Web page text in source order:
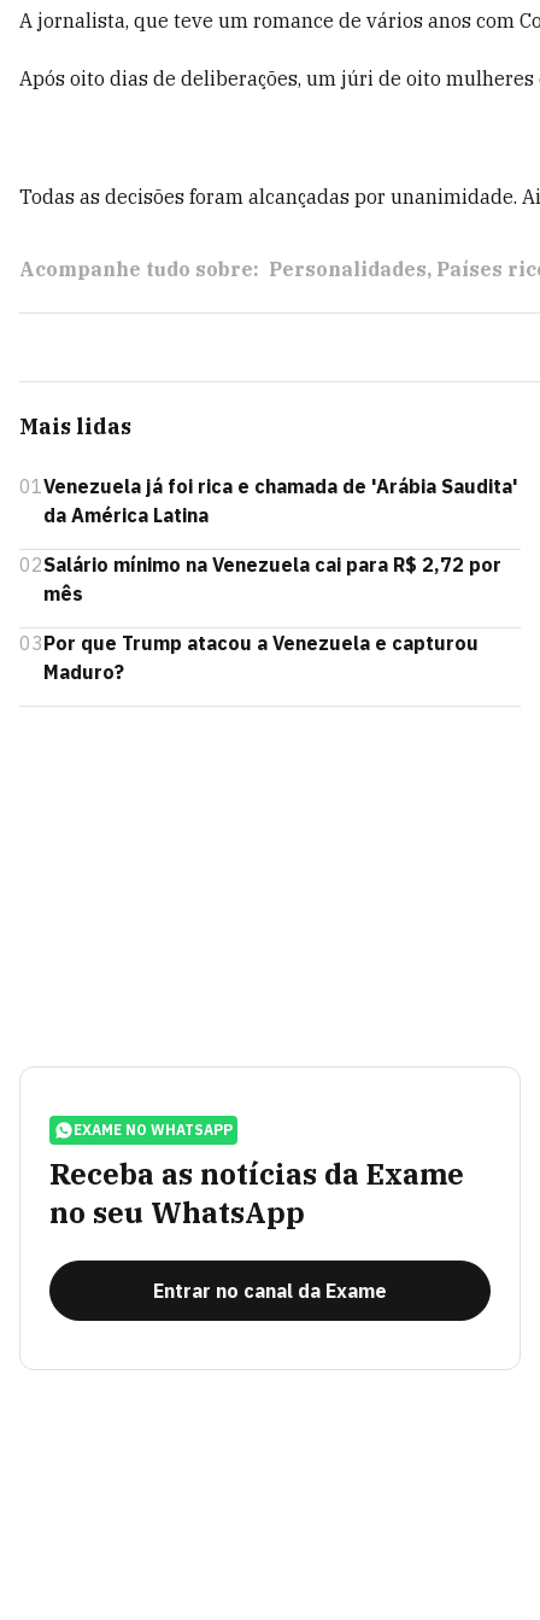
A jornalista, que teve um romance de vários anos com
Após oito dias de deliberações, um júri de oito
Todas as decisões foram alcançadas por unanimidade.
Acompanhe tudo sobre: Personalidades Países
Mais lidas
01Venezuela já foi rica e chamada de 'Arábia Saudita'
da América Latina
02Salário mínimo na Venezuela cai para R$ 2,72 por
mês
03Por que Trump atacou a Venezuela e capturou
Maduro?
EXAME NO WHATSAPP
Receba as notícias da Exame
no seu WhatsApp
Entrar no canal da Exame